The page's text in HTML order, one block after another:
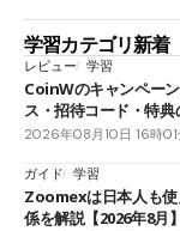
学習カテゴリ新着
レビュー 学習
CoinWのキャンペー
ス・招待コード・特典
2026年08月10日 16時01
ガイド 学習
Zoomexは日本人も使
係を解説【2026年8月】